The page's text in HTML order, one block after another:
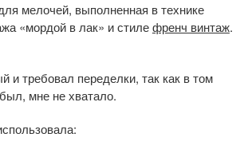
мелочей, выполненная в технике
«мордой в лак» и стилефренч винтаж.
и требовал переделки, так как в том
мне не хватало.